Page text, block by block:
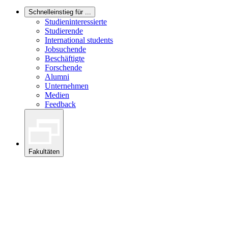
Schnelleinstieg für ...
Studieninteressierte
Studierende
International students
Jobsuchende
Beschäftigte
Forschende
Alumni
Unternehmen
Medien
Feedback
Fakultäten